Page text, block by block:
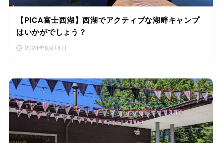
【PICA富士西湖】西湖でアクティブな湖畔キャンプ
はいかがでしょう？
2024年8月14日